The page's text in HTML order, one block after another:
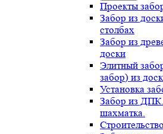
Проекты
Забор из
столбах
Забор из
доски
Элитный
забор) из
Установка
Забор из
шахматка.